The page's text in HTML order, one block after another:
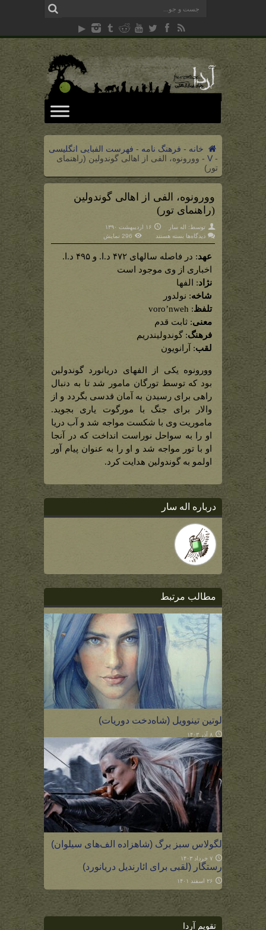
خانه - فرهنگ نامه - فهرست الفبایی انگلیسی
-
V
- وورونوه، الفی از اهالی گوندولین (راهنمای
تور)
وورونوه، الفی از اهالی گوندولین
(راهنمای تور)
توسط: اله سار
۱۶ اردیبهشت ۱۳۹۰
دیدگاه‌ها برای
از
اهالی
گوندولین
(راهنمای
تور)
بسته هستند 296 نمایش
عهد
: در فاصله سالهای ۴۷۲ د.ا. و ۴۹۵ د.ا.
اخباری از وی موجود است
نژاد: الفها
شاخه: نولدور
تلفظ: voro’nweh
معنی: ثابت قدم
فرهنگ: گوندولیندریم
لقب: آرانویون
وورونوه یکی از الفهای دریانورد گوندولین
بود که توسط تورگان مامور شد تا به دنبال
راهی برای رسیدن به آمان قدسی بگردد و از
والار برای جنگ با مورگوت یاری بجوید.
ماموریت وی با شکست مواجه شد و آب دریا
او را به سواحل نوراست انداخت که در آنجا
او با تور مواجه شد و او را به عنوان پیام آور
اولمو به گوندولین هدایت کرد.
درباره اله سار
مطالب مرتبط
لوتین تینوویل (شاه‌دخت دوریات)
۸ آذر ۱۴۰۳
لگولاس سبز برگ (شاهزاده الف‌های سیلوان)
۷ خرداد ۱۴۰۳
رستگار (لقبی برای ائارندیل دریانورد)
۲۶ اسفند ۱۴۰۱
تقویم آردا